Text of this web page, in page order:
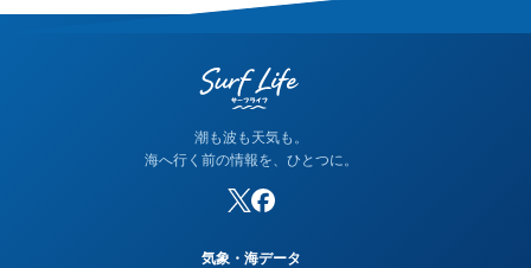
潮も波も天気も。
海へ行く前の情報を、ひとつに。
気象・海データ